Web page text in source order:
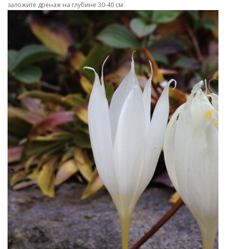
заложите дренаж на глубине 30-40 см.